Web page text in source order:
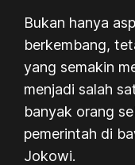
Bukan hanya
berkembang,
yang semakin
menjadi salah
banyak orang
pemerintah di
Jokowi.